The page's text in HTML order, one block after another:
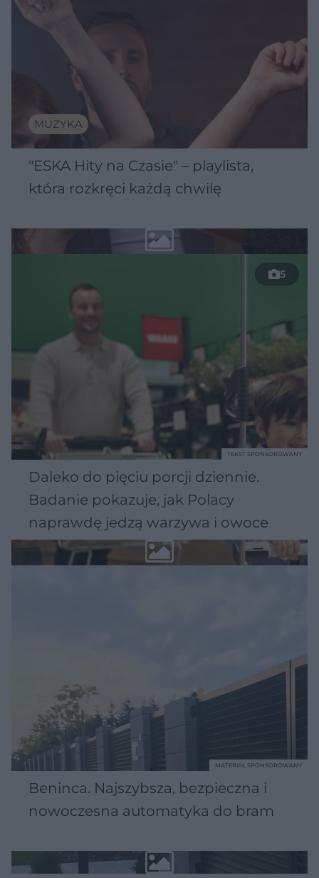
MUZYKA
"ESKA Hity na Czasie" – playlista,
która rozkręci każdą chwilę
5
Daleko do pięciu porcji dziennie.
Badanie pokazuje, jak Polacy
naprawdę jedzą warzywa i owoce
TEKST SPONSOROWANY
Beninca. Najszybsza, bezpieczna i
nowoczesna automatyka do bram
MATERIAŁ SPONSOROWANY